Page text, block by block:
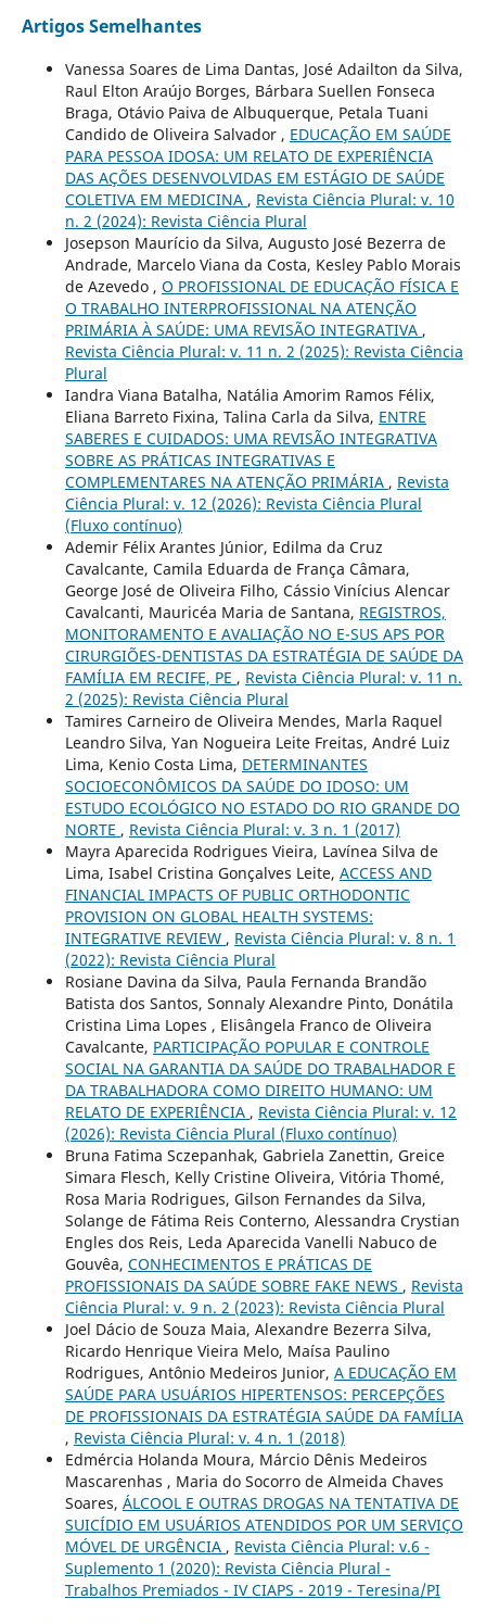
Artigos Semelhantes
Vanessa Soares de Lima Dantas, José Adailton da Silva,
Raul Elton Araújo Borges, Bárbara Suellen Fonseca
Braga, Otávio Paiva de Albuquerque, Petala Tuani
Candido de Oliveira Salvador , EDUCAÇÃO EM SAÚDE
PARA PESSOA IDOSA: UM RELATO DE EXPERIÊNCIA
DAS AÇÕES DESENVOLVIDAS EM ESTÁGIO DE SAÚDE
COLETIVA EM MEDICINA , Revista Ciência Plural: v. 10
n. 2 (2024): Revista Ciência Plural
Josepson Maurício da Silva, Augusto José Bezerra de
Andrade, Marcelo Viana da Costa, Kesley Pablo Morais
de Azevedo , O PROFISSIONAL DE EDUCAÇÃO FÍSICA E
O TRABALHO INTERPROFISSIONAL NA ATENÇÃO
PRIMÁRIA À SAÚDE: UMA REVISÃO INTEGRATIVA ,
Revista Ciência Plural: v. 11 n. 2 (2025): Revista Ciência
Plural
Iandra Viana Batalha, Natália Amorim Ramos Félix,
Eliana Barreto Fixina, Talina Carla da Silva, ENTRE
SABERES E CUIDADOS: UMA REVISÃO INTEGRATIVA
SOBRE AS PRÁTICAS INTEGRATIVAS E
COMPLEMENTARES NA ATENÇÃO PRIMÁRIA , Revista
Ciência Plural: v. 12 (2026): Revista Ciência Plural
(Fluxo contínuo)
Ademir Félix Arantes Júnior, Edilma da Cruz
Cavalcante, Camila Eduarda de França Câmara,
George José de Oliveira Filho, Cássio Vinícius Alencar
Cavalcanti, Mauricéa Maria de Santana, REGISTROS,
MONITORAMENTO E AVALIAÇÃO NO E-SUS APS POR
CIRURGIÕES-DENTISTAS DA ESTRATÉGIA DE SAÚDE DA
FAMÍLIA EM RECIFE, PE , Revista Ciência Plural: v. 11 n.
2 (2025): Revista Ciência Plural
Tamires Carneiro de Oliveira Mendes, Marla Raquel
Leandro Silva, Yan Nogueira Leite Freitas, André Luiz
Lima, Kenio Costa Lima, DETERMINANTES
SOCIOECONÔMICOS DA SAÚDE DO IDOSO: UM
ESTUDO ECOLÓGICO NO ESTADO DO RIO GRANDE DO
NORTE , Revista Ciência Plural: v. 3 n. 1 (2017)
Mayra Aparecida Rodrigues Vieira, Lavínea Silva de
Lima, Isabel Cristina Gonçalves Leite, ACCESS AND
FINANCIAL IMPACTS OF PUBLIC ORTHODONTIC
PROVISION ON GLOBAL HEALTH SYSTEMS:
INTEGRATIVE REVIEW , Revista Ciência Plural: v. 8 n. 1
(2022): Revista Ciência Plural
Rosiane Davina da Silva, Paula Fernanda Brandão
Batista dos Santos, Sonnaly Alexandre Pinto, Donátila
Cristina Lima Lopes , Elisângela Franco de Oliveira
Cavalcante, PARTICIPAÇÃO POPULAR E CONTROLE
SOCIAL NA GARANTIA DA SAÚDE DO TRABALHADOR E
DA TRABALHADORA COMO DIREITO HUMANO: UM
RELATO DE EXPERIÊNCIA , Revista Ciência Plural: v. 12
(2026): Revista Ciência Plural (Fluxo contínuo)
Bruna Fatima Sczepanhak, Gabriela Zanettin, Greice
Simara Flesch, Kelly Cristine Oliveira, Vitória Thomé,
Rosa Maria Rodrigues, Gilson Fernandes da Silva,
Solange de Fátima Reis Conterno, Alessandra Crystian
Engles dos Reis, Leda Aparecida Vanelli Nabuco de
Gouvêa, CONHECIMENTOS E PRÁTICAS DE
PROFISSIONAIS DA SAÚDE SOBRE FAKE NEWS , Revista
Ciência Plural: v. 9 n. 2 (2023): Revista Ciência Plural
Joel Dácio de Souza Maia, Alexandre Bezerra Silva,
Ricardo Henrique Vieira Melo, Maísa Paulino
Rodrigues, Antônio Medeiros Junior, A EDUCAÇÃO EM
SAÚDE PARA USUÁRIOS HIPERTENSOS: PERCEPÇÕES
DE PROFISSIONAIS DA ESTRATÉGIA SAÚDE DA FAMÍLIA
, Revista Ciência Plural: v. 4 n. 1 (2018)
Edmércia Holanda Moura, Márcio Dênis Medeiros
Mascarenhas , Maria do Socorro de Almeida Chaves
Soares, ÁLCOOL E OUTRAS DROGAS NA TENTATIVA DE
SUICÍDIO EM USUÁRIOS ATENDIDOS POR UM SERVIÇO
MÓVEL DE URGÊNCIA , Revista Ciência Plural: v.6 -
Suplemento 1 (2020): Revista Ciência Plural -
Trabalhos Premiados - IV CIAPS - 2019 - Teresina/PI